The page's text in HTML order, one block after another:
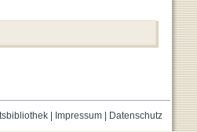
| Impressum| Datenschutz